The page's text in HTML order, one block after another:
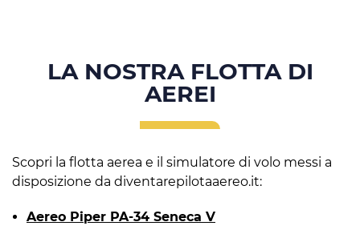
LA NOSTRA FLOTTA DI
AEREI
Scopri la flotta aerea e il simulatore di volo messi a
disposizione da diventarepilotaaereo.it:
Aereo Piper PA-34 Seneca V